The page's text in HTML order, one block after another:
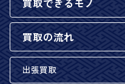
買取の流れ
出張買取